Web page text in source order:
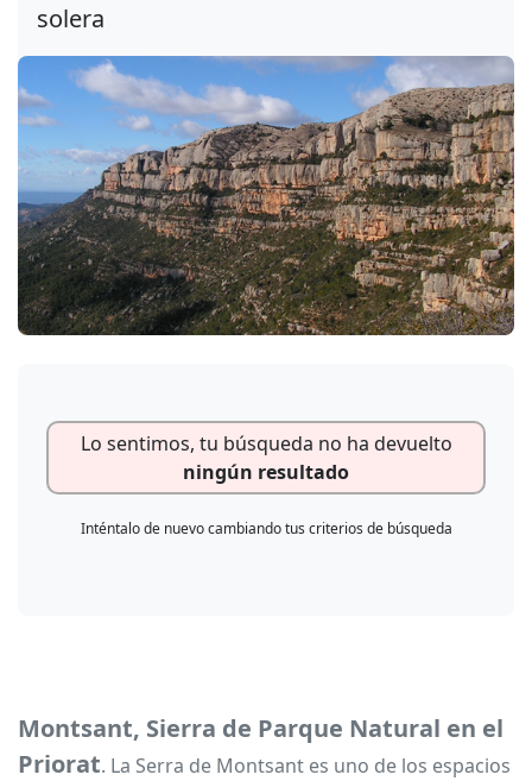
solera
Lo sentimos, tu búsqueda no ha devuelto
ningún resultado
Inténtalo de nuevo cambiando tus criterios de búsqueda
Montsant, Sierra de Parque Natural en el
Priorat. La Serra de Montsant es uno de los espacios